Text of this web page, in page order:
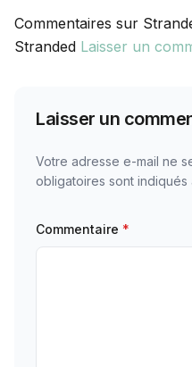
Commentaires sur
Stranded Laisser un
Laisser un
Votre adresse e-mail ne
obligatoires sont indiqués
Commentaire *